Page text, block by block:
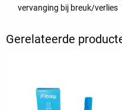
vervanging bij breuk/
Gerelateerde